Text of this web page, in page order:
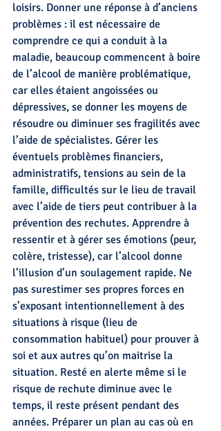
loisirs. Donner une réponse à d’anciens
problèmes : il est nécessaire de
comprendre ce qui a conduit à la
maladie, beaucoup commencent à boire
de l’alcool de manière problématique,
car elles étaient angoissées ou
dépressives, se donner les moyens de
résoudre ou diminuer ses fragilités avec
l’aide de spécialistes. Gérer les
éventuels problèmes financiers,
administratifs, tensions au sein de la
famille, difficultés sur le lieu de travail
avec l’aide de tiers peut contribuer à la
prévention des rechutes. Apprendre à
ressentir et à gérer ses émotions (peur,
colère, tristesse), car l’alcool donne
l’illusion d’un soulagement rapide. Ne
pas surestimer ses propres forces en
s’exposant intentionnellement à des
situations à risque (lieu de
consommation habituel) pour prouver à
soi et aux autres qu’on maitrise la
situation. Resté en alerte même si le
risque de rechute diminue avec le
temps, il reste présent pendant des
années. Préparer un plan au cas où en